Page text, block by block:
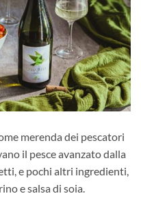
merenda dei pescatori
il pesce avanzato dalla
e pochi altri ingredienti,
e salsa di soia.